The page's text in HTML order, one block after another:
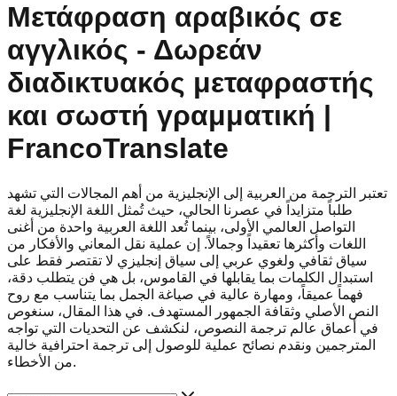
Μετάφραση αραβικός σε
αγγλικός - Δωρεάν
διαδικτυακός μεταφραστής
και σωστή γραμματική |
FrancoTranslate
تعتبر الترجمة من العربية إلى الإنجليزية من أهم المجالات التي تشهد
طلباً متزايداً في عصرنا الحالي، حيث تُمثل اللغة الإنجليزية لغة
التواصل العالمي الأولى، بينما تُعد اللغة العربية واحدة من أغنى
اللغات وأكثرها تعقيداً وجمالاً. إن عملية نقل المعاني والأفكار من
سياق ثقافي ولغوي عربي إلى سياق إنجليزي لا تقتصر فقط على
استبدال الكلمات بما يقابلها في القاموس، بل هي فن يتطلب دقة،
فهماً عميقاً، ومهارة عالية في صياغة الجمل بما يتناسب مع روح
النص الأصلي وثقافة الجمهور المستهدف. في هذا المقال، سنغوص
في أعماق عالم ترجمة النصوص، لنكشف عن التحديات التي تواجه
المترجمين ونقدم نصائح عملية للوصول إلى ترجمة احترافية خالية
من الأخطاء.